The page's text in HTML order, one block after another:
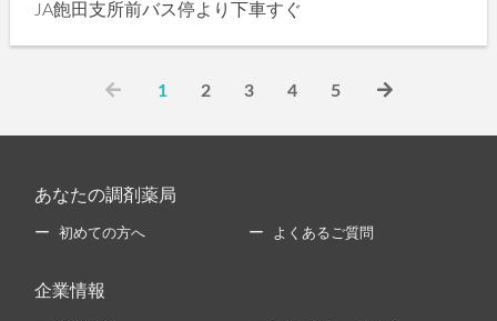
JA飽田支所前バス停より下車すぐ
1 2 3 4 5
あなたの調剤薬局
初めての方へ よくあるご質問
企業情報